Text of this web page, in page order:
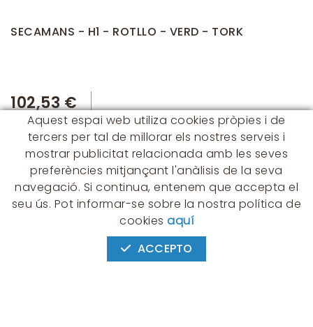
SECAMANS - H1 - ROTLLO - VERD - TORK
102,53 €
CONTACTE
Albert Einstein, 54 - 60 - Nave 3
08940 Cornellà de Llobregat
(BARCELONA)
Aquest espai web utiliza cookies pròpies i de
tercers per tal de millorar els nostres serveis i
mostrar publicitat relacionada amb les seves
preferències mitjançant l'anàlisis de la seva
navegació. Si continua, entenem que accepta el
seu ús. Pot informar-se sobre la nostra política de
cookies aquí
ACCEPTO